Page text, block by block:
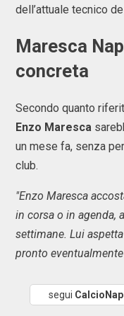
dell’attuale tecnico
Maresca
concreta
Secondo quanto
Enzo Maresca
un mese fa, senza
club.
"Enzo Maresca
in corsa o in agenda,
settimane. Lui
pronto
segui